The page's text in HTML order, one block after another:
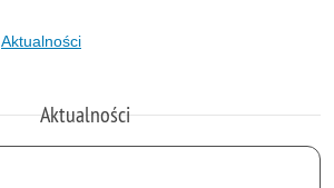
Aktualności
Aktualności